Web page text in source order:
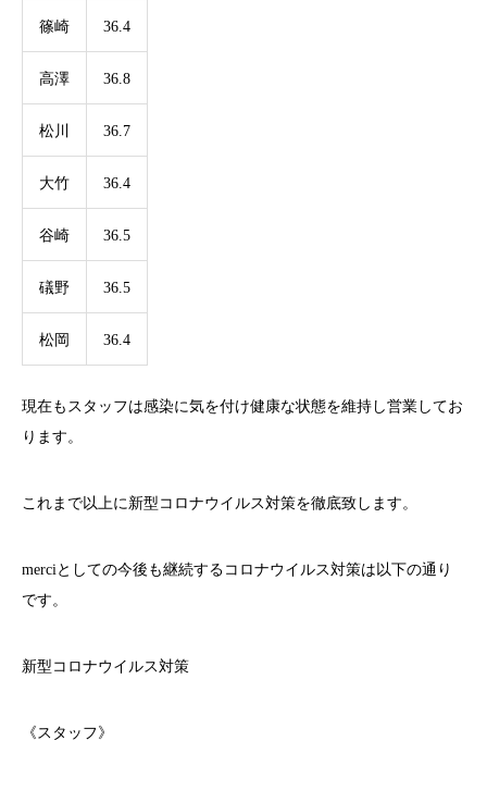
篠崎 36.4
高澤 36.8
松川 36.7
大竹 36.4
谷崎 36.5
礒野 36.5
松岡 36.4
現在もスタッフは感染に気を付け健康な状態を維持し営業してお
ります。
これまで以上に新型コロナウイルス対策を徹底致します。
merci としての今後も継続するコロナウイルス対策は以下の通り
です。
新型コロナウイルス対策
《スタッフ》